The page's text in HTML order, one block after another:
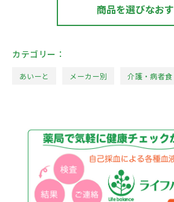
商品を選びなおす
カテゴリー：
あいーと メーカー別 介護・病者食